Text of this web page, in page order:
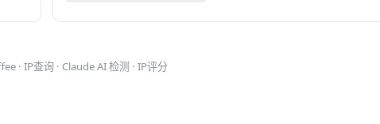
· IP查询 · Claude AI 检测 · IP评分